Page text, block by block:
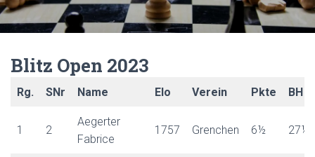
I
O
S
A
Blitz Open 2023
Rg. SNr Name Elo Verein Pkte BH
1 2
Aegerter
Fabrice
1757 Grenchen 6½ 27½